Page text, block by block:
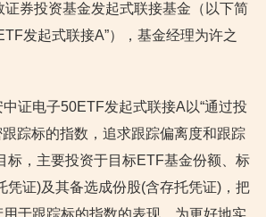
券投资基金发起式联接基金（以下简
发起式联接A”），基金经理为许之
证电子50ETF发起式联接A以“通过投
踪标的指数，追求跟踪偏离度和跟踪
标，主要投资于目标ETF基金份额、标
凭证)及其备选成份股(含存托凭证)，把
于跟踪标的指数的表现。为更好地实